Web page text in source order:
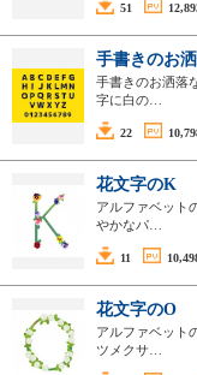
51
手書きのお
手書きのお洒落
字に白の…
22
花文字のK
アルファベット
やかなパ…
11
花文字のO
アルファベット
ツメクサ…